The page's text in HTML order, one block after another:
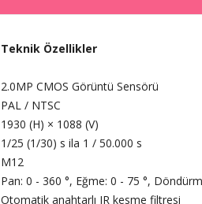
Teknik Özellikler
2.0MP CMOS Görüntü Sensörü
PAL / NTSC
1930 (H) × 1088 (V)
1/25 (1/30) s ila 1 / 50.000 s
M12
Pan: 0 - 360 °, Eğme: 0 - 75 °,
Otomatik anahtarlı IR kesme filtresi